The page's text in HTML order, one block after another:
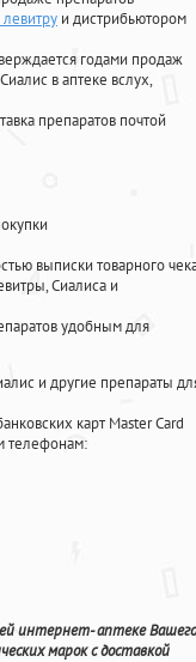
и дистрибьютором
годами продаж
в аптеке вслух,
препаратов почтой
выписки товарного
Сиалиса и
удобным для
и другие препараты
карт Master Card
телефонам:
интернет- аптеке Вашего
марок с доставкой